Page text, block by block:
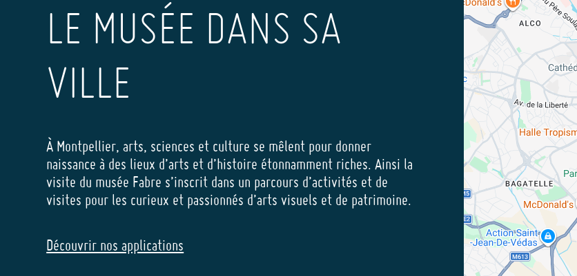
LE MUSÉE DANS SA
VILLE
À Montpellier, arts, sciences et culture se mêlent pour donner
naissance à des lieux d’arts et d’histoire étonnamment riches. Ainsi la
visite du musée Fabre s’inscrit dans un parcours d’activités et de
visites pour les curieux et passionnés d’arts visuels et de patrimoine.
Découvrir nos applications